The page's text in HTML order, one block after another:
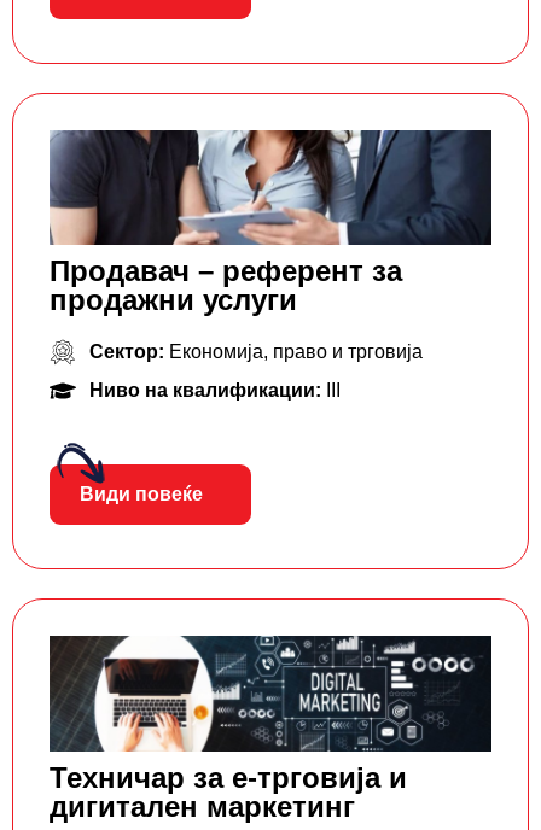
Продавач – референт за
продажни услуги
Сектор: Економија, право и трговија
Ниво на квалификации:
Види повеќе
Техничар за е-трговија и
дигитален маркетинг